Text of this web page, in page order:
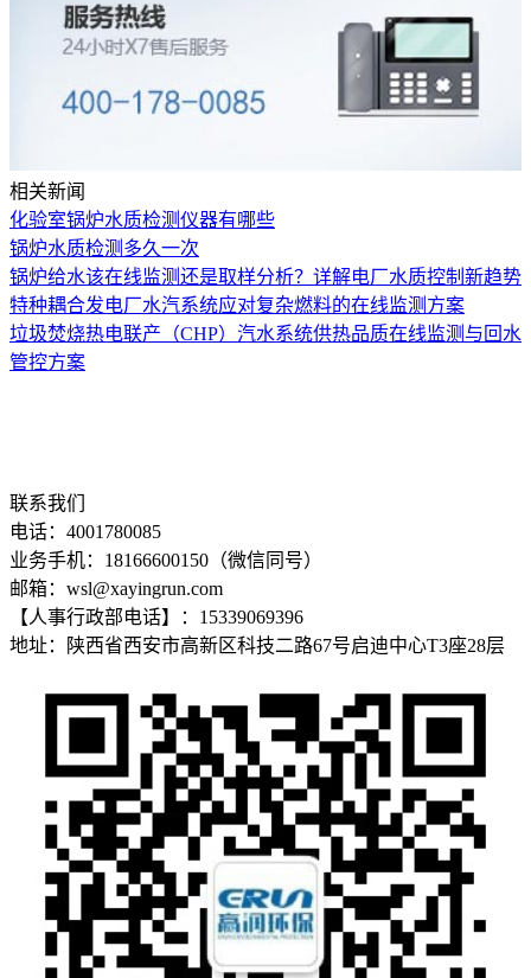
相关新闻
化验室锅炉水质检测仪器有哪些
锅炉水质检测多久一次
锅炉给水该在线监测还是取样分析？详解电厂水质控制新趋势
特种耦合发电厂水汽系统应对复杂燃料的在线监测方案
垃圾焚烧热电联产（CHP）汽水系统供热品质在线监测与回水
管控方案
联系我们
电话：4001780085
业务手机：18166600150（微信同号）
邮箱：wsl@xayingrun.com
【人事行政部电话】：15339069396
地址：陕西省西安市高新区科技二路67号启迪中心T3座28层